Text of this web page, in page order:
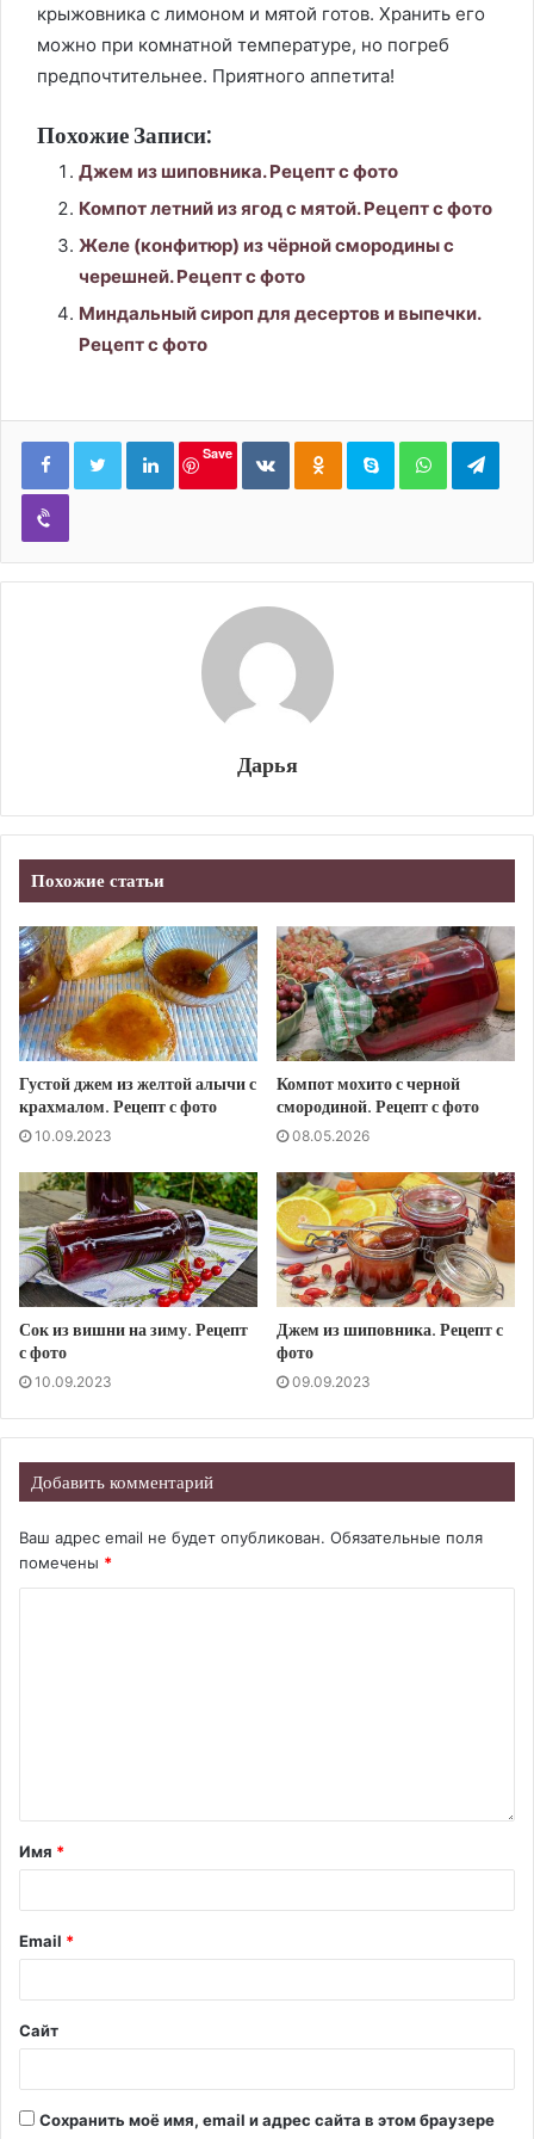
крыжовника с лимоном и мятой готов. Хранить его
можно при комнатной температуре, но погреб
предпочтительнее. Приятного аппетита!
Похожие Записи:
Джем из шиповника. Рецепт с фото
Компот летний из ягод с мятой. Рецепт с фото
Желе (конфитюр) из чёрной смородины с
черешней. Рецепт с фото
Миндальный сироп для десертов и выпечки.
Рецепт с фото
LinkedIn
Save
ВконтактеОдноклассники
Skype WhatsApp
Viber
Дарья
Похожие статьи
Густой джем из желтой алычи с
крахмалом. Рецепт с фото
10.09.2023
Компот мохито с черной
смородиной. Рецепт с фото
08.05.2026
Сок из вишни на зиму. Рецепт
с фото
10.09.2023
Джем из шиповника. Рецепт с
фото
09.09.2023
Добавить комментарий
Ваш адрес email не будет опубликован. Обязательные поля
помечены *
Имя *
Email *
Сайт
Сохранить моё имя, email и адрес сайта в этом браузере